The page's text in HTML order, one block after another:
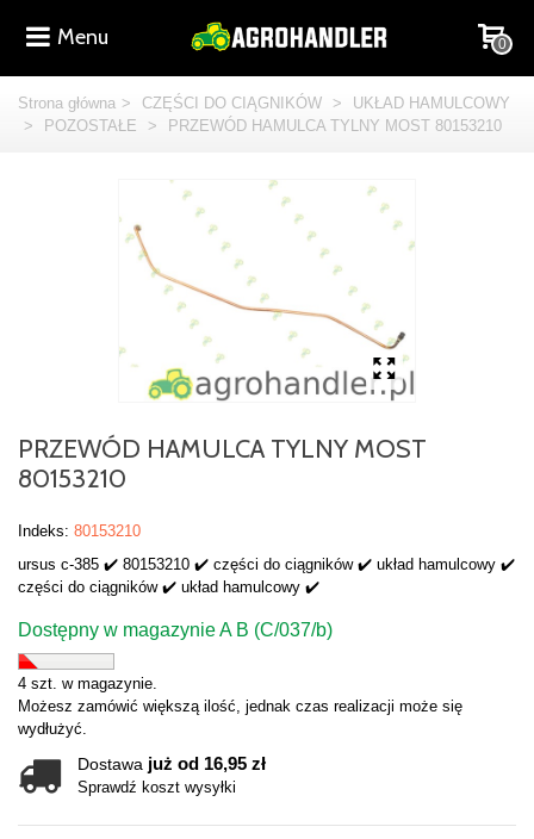
Menu 0
Strona główna > CZĘŚCI DO CIĄGNIKÓW >
UKŁAD HAMULCOWY
>
POZOSTAŁE > PRZEWÓD HAMULCA TYLNY MOST 80153210
PRZEWÓD HAMULCA TYLNY MOST
80153210
Indeks: 80153210
ursus c-385 ✔️ 80153210 ✔️ części do ciągników ✔️ układ hamulcowy ✔️
części do ciągników ✔️ układ hamulcowy ✔️
Dostępny w magazynie A B (C/037/b)
4 szt. w magazynie.
Możesz zamówić większą ilość, jednak czas realizacji może się
wydłużyć.
Dostawa już od 16,95 zł
Sprawdź koszt wysyłki